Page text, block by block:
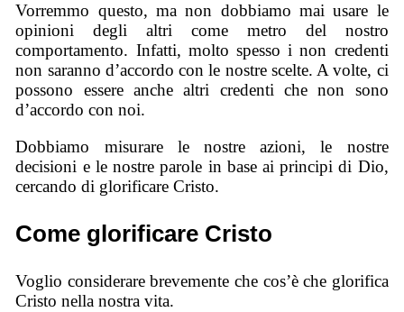
Vorremmo questo, ma non dobbiamo mai usare le
opinioni degli altri come metro del nostro
comportamento. Infatti, molto spesso i non credenti
non saranno d’accordo con le nostre scelte. A volte, ci
possono essere anche altri credenti che non sono
d’accordo con noi.
Dobbiamo misurare le nostre azioni, le nostre
decisioni e le nostre parole in base ai principi di Dio,
cercando di glorificare Cristo.
Come glorificare Cristo
Voglio considerare brevemente che cos’è che glorifica
Cristo nella nostra vita.